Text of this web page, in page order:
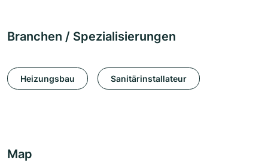
Branchen / Spezialisierungen
Heizungsbau Sanitärinstallateur
Map